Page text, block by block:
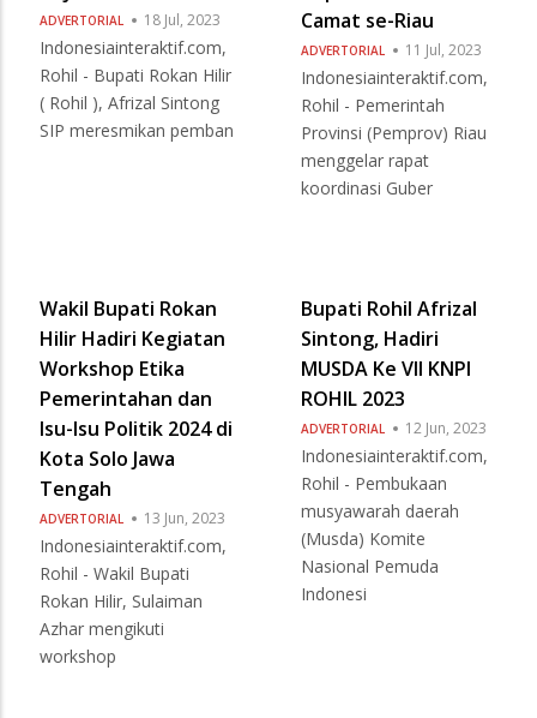
ADVERTORIAL 18 Jul, 2023
Indonesiainteraktif.com,
Rohil - Bupati Rokan Hilir
( Rohil ), Afrizal Sintong
SIP meresmikan pemban
Camat se-Riau
ADVERTORIAL 11 Jul, 2023
Indonesiainteraktif.com,
Rohil - Pemerintah
Provinsi (Pemprov) Riau
menggelar rapat
koordinasi Guber
Wakil Bupati Rokan
Hilir Hadiri Kegiatan
Workshop Etika
Pemerintahan dan
Isu-Isu Politik 2024 di
Kota Solo Jawa
Tengah
ADVERTORIAL 13 Jun, 2023
Indonesiainteraktif.com,
Rohil - Wakil Bupati
Rokan Hilir, Sulaiman
Azhar mengikuti
workshop
Bupati Rohil Afrizal
Sintong, Hadiri
MUSDA Ke VII KNPI
ROHIL 2023
ADVERTORIAL 12 Jun, 2023
Indonesiainteraktif.com,
Rohil - Pembukaan
musyawarah daerah
(Musda) Komite
Nasional Pemuda
Indonesi